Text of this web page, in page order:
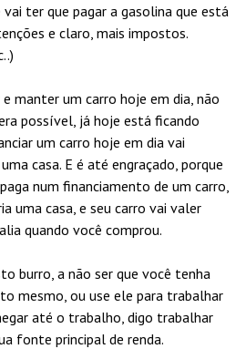
ter que pagar a gasolina que está
e claro, mais impostos.
manter um carro hoje em dia, não
possível, já hoje está ficando
um carro hoje em dia vai
casa. E é até engraçado, porque
num financiamento de um carro,
uma casa, e seu carro vai valer
quando você comprou.
burro, a não ser que você tenha
mesmo, ou use ele para trabalhar
até o trabalho, digo trabalhar
fonte principal de renda.